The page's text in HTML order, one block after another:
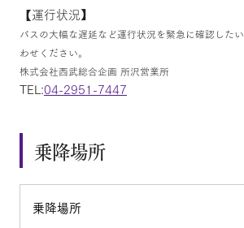
【運行状況】
バスの大幅な遅延など運行状況を緊急に確認した
わせください。
株式会社西武総合企画 所沢営業所
TEL:04-2951-7447
乗降場所
乗降場所